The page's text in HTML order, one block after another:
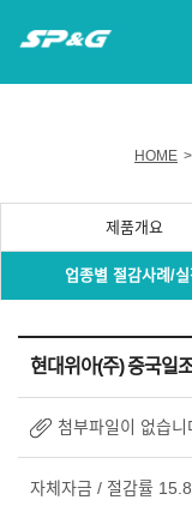
HOME >
제품개요
업종별 절감사례/실
현대위아(주) 중국일
첨부파일이 없습니
자체자금 / 절감률